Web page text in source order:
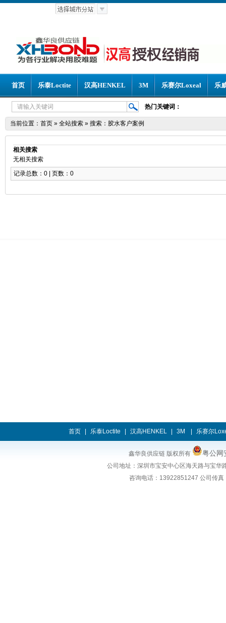
首页 乐泰Loctite 汉高HENKEL 3M 乐赛尔Loxeal 乐
热门关键词：
当前位置： 首页 » 全站搜索 » 搜索：胶水客户案例
相关搜索
无相关搜索
记录总数：0 | 页数：0
首页 乐泰Loctite 汉高HENKEL 3M 乐赛尔
鑫华良供应链 版权所有 粤公网
公司地址： 深圳市宝安中心区海天路与宝华
咨询电话： 13922851247 公司传真